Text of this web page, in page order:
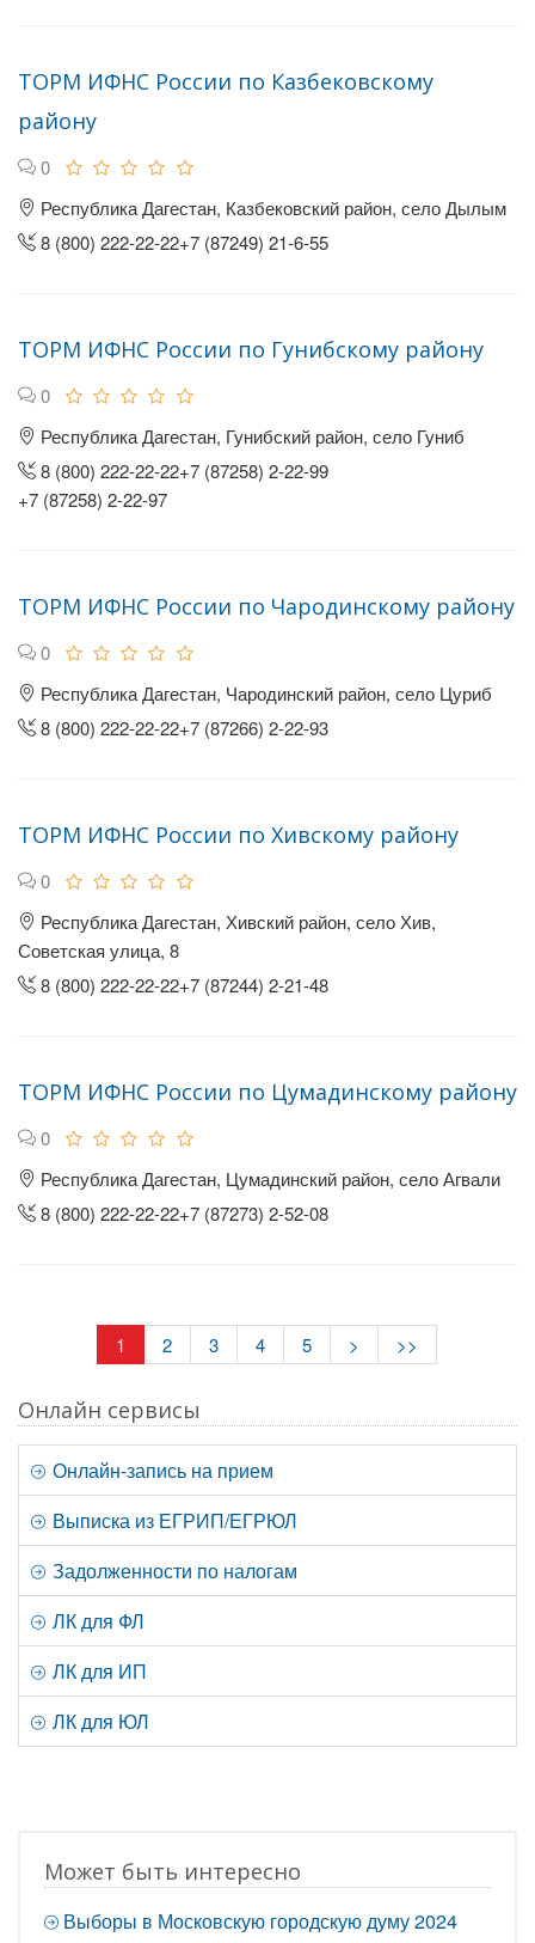
ТОРМ ИФНС России по Казбековскому
району
0
Республика Дагестан, Казбековский район, село Дылым
8 (800) 222-22-22+7 (87249) 21-6-55
ТОРМ ИФНС России по Гунибскому району
0
Республика Дагестан, Гунибский район, село Гуниб
8 (800) 222-22-22+7 (87258) 2-22-99
+7 (87258) 2-22-97
ТОРМ ИФНС России по Чародинскому району
0
Республика Дагестан, Чародинский район, село Цуриб
8 (800) 222-22-22+7 (87266) 2-22-93
ТОРМ ИФНС России по Хивскому району
0
Республика Дагестан, Хивский район, село Хив,
Советская улица, 8
8 (800) 222-22-22+7 (87244) 2-21-48
ТОРМ ИФНС России по Цумадинскому району
0
Республика Дагестан, Цумадинский район, село Агвали
8 (800) 222-22-22+7 (87273) 2-52-08
1 2 3 4 5 > >>
Онлайн сервисы
Онлайн-запись на прием
Выписка из ЕГРИП/ЕГРЮЛ
Задолженности по налогам
ЛК для ФЛ
ЛК для ИП
ЛК для ЮЛ
Может быть интересно
Выборы в Московскую городскую думу 2024